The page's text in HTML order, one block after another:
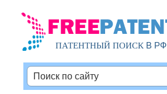
ПАТЕНТНЫЙ ПОИСКВ РФ